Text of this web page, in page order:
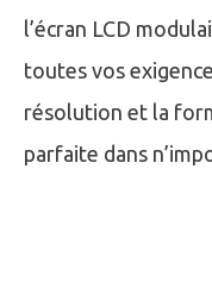
l’écran LCD
toutes vos
résolution et la
parfaite dans